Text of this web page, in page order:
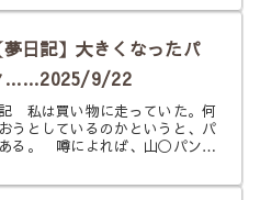
らか虫が飛んできた。 虫が服
その虫は姿こそ見えていない
夢日記】大きくなったパ
……2025/9/22
私は買い物に走っていた。何
うとしているのかというと、パ
る。 噂によれば、山◯パンか
入っていない帽子のような形を